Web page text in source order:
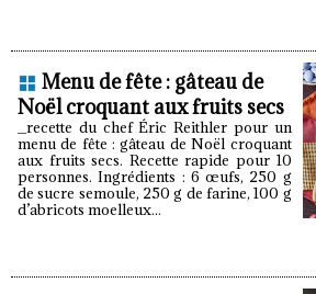
Menu de fête : gâteau de
Noël croquant aux fruits secs
_recette du chef Éric Reithler pour un
menu de fête : gâteau de Noël croquant
aux fruits secs. Recette rapide pour 10
personnes. Ingrédients : 6 œufs, 250 g
de sucre semoule, 250 g de farine, 100 g
d’abricots moelleux...